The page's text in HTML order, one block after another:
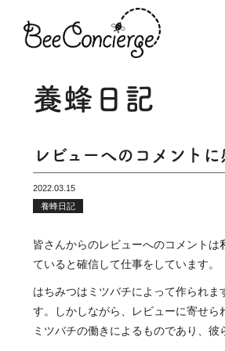
養蜂日記
レビューへのコメント
2022.03.15
養蜂日記
皆さんからのレビューへのコメント
ていると確信して仕事をしています。
はちみつはミツバチによって作られ
す。しかしながら、レビューに寄せら
ミツバチの働きによるものであり、